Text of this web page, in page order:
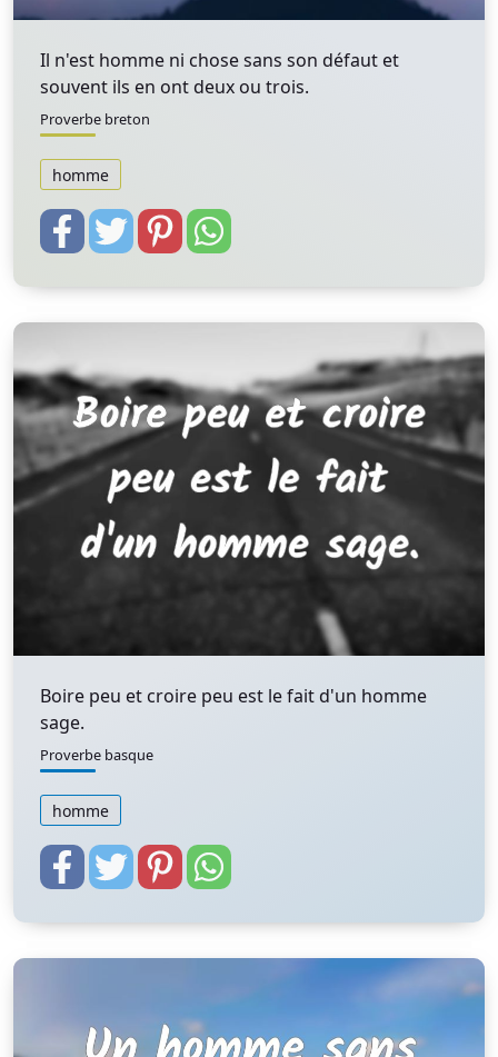
Il n'est homme ni chose sans son défaut et
souvent ils en ont deux ou trois.
Proverbe breton
homme
Boire peu et croire peu est le fait d'un homme
sage.
Proverbe basque
homme